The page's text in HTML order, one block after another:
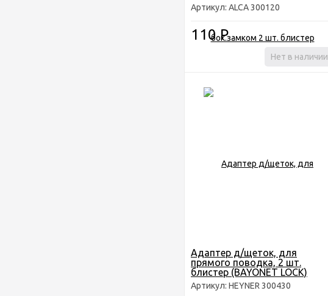
Артикул: ALCA 300120
110Р
Нет в наличии
Адаптер д/щеток, для
прямого поводка, 2 шт.
блистер (BAYONET LOCK)
HEYNER
Артикул: HEYNER 300430